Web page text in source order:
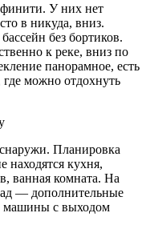
У них нет
в никуда, вниз.
без бортиков.
к реке, вниз по
панорамное, есть
можно отдохнуть
Планировка
находятся кухня,
ванная комната. На
— дополнительные
машины с выходом